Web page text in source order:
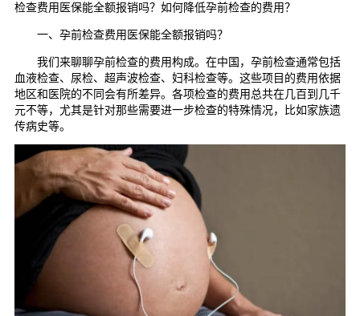
检查费用医保能全额报销吗？如何降低孕前检查的费用？
一、孕前检查费用医保能全额报销吗？
我们来聊聊孕前检查的费用构成。在中国，孕前检查通常包括
血液检查、尿检、超声波检查、妇科检查等。这些项目的费用依据
地区和医院的不同会有所差异。各项检查的费用总共在几百到几千
元不等，尤其是针对那些需要进一步检查的特殊情况，比如家族遗
传病史等。